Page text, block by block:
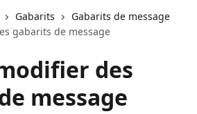
Gabarits
Gabarits de message
gabarits de message
des
message